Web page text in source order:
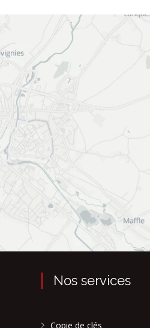
Nos services
Copie de clés